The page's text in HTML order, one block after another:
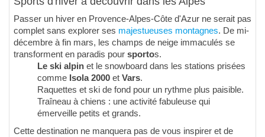
Passer un hiver en Provence-Alpes-Côte d'Azur ne serait pas
complet sans explorer ses majestueuses montagnes. De mi-
décembre à fin mars, les champs de neige immaculés se
transforment en paradis pour sportos.
Le ski alpin et le snowboard dans les stations prisées
comme Isola 2000 et Vars.
Raquettes et ski de fond pour un rythme plus paisible.
Traîneau à chiens : une activité fabuleuse qui
émerveille petits et grands.
Cette destination ne manquera pas de vous inspirer et de